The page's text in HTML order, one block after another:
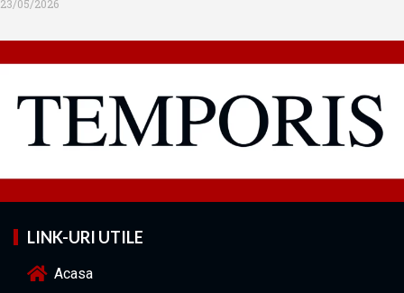
23/05/2026
LINK-URI UTILE
Acasa